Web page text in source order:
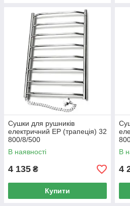
Сушки для рушників
електричний EP (трапеція) 32
800/8/500
В наявності
4 135 ₴
Купити
В
4